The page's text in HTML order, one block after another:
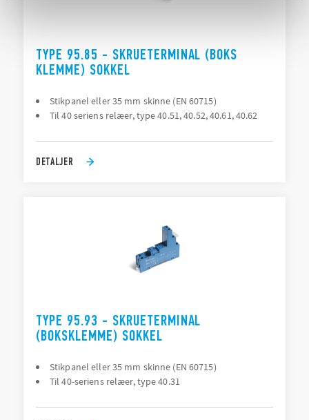
TYPE 95.85 - SKRUETERMINAL (BOKS
KLEMME) SOKKEL
Stikpanel eller 35 mm skinne (EN 60715)
Til 40 seriens relæer, type 40.51, 40.52, 40.61, 40.62
DETALJER
TYPE 95.93 - SKRUETERMINAL
(BOKSKLEMME) SOKKEL
Stikpanel eller 35 mm skinne (EN 60715)
Til 40-seriens relæer, type 40.31